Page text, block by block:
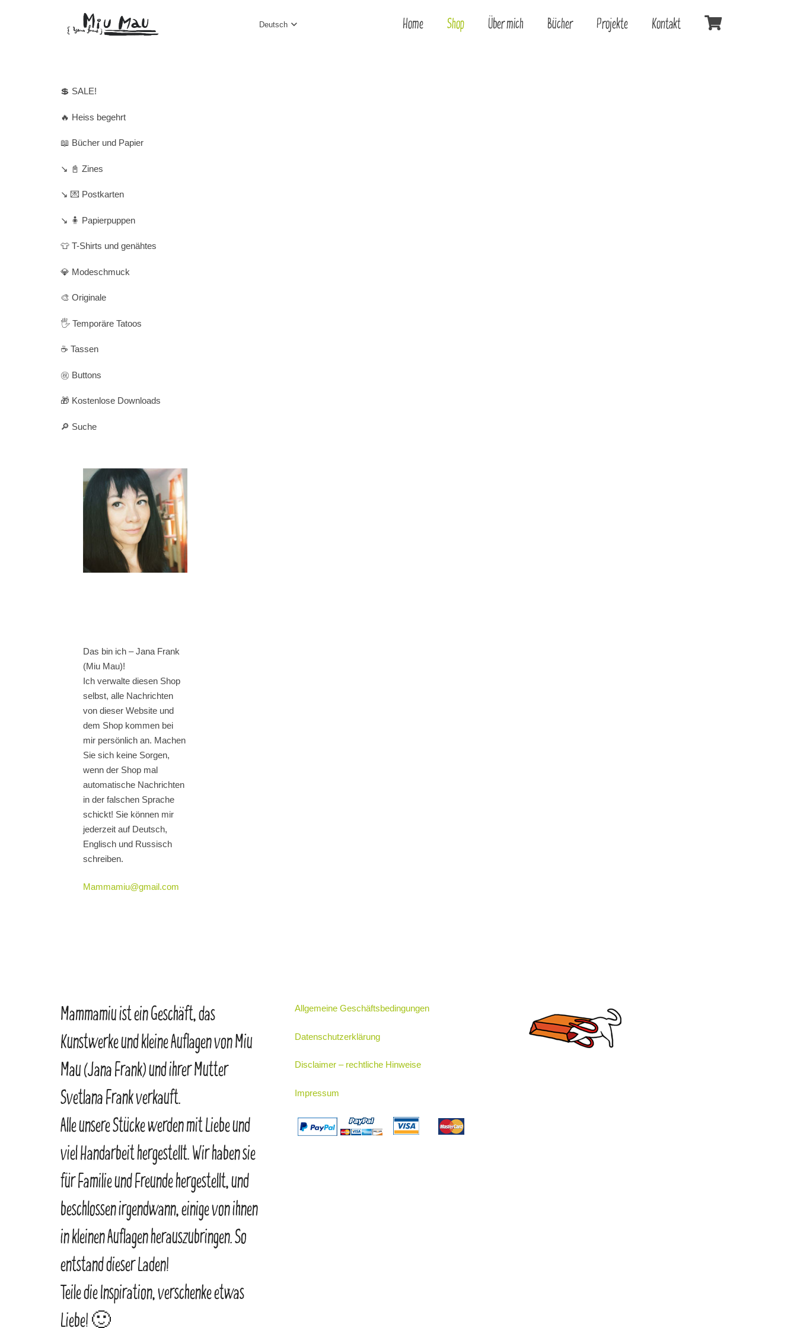
Deutsch Home Shop Über mich Bücher Projekte Kontakt
💲 SALE!
🔥 Heiss begehrt
📖 Bücher und Papier
↘️ 📓 Zines
↘️ 💌 Postkarten
↘️ 🧍 Papierpuppen
👕 T-Shirts und genähtes
💎 Modeschmuck
🎨 Originale
🖐️ Temporäre Tatoos
☕ Tassen
㊗️ Buttons
🎁 Kostenlose Downloads
🔎 Suche
Das bin ich – Jana Frank
(Miu Mau)!
Ich verwalte diesen Shop
selbst, alle Nachrichten
von dieser Website und
dem Shop kommen bei
mir persönlich an. Machen
Sie sich keine Sorgen,
wenn der Shop mal
automatische Nachrichten
in der falschen Sprache
schickt! Sie können mir
jederzeit auf Deutsch,
Englisch und Russisch
schreiben.
Mammamiu@gmail.com
Mammamiu ist ein Geschäft, das
Kunstwerke und kleine Auflagen von Miu
Mau (Jana Frank) und ihrer Mutter
Svetlana Frank verkauft.
Alle unsere Stücke werden mit Liebe und
viel Handarbeit hergestellt. Wir haben sie
für Familie und Freunde hergestellt, und
beschlossen irgendwann, einige von ihnen
in kleinen Auflagen herauszubringen. So
entstand dieser Laden!
Teile die Inspiration, verschenke etwas
Liebe! 🙂
Allgemeine Geschäftsbedingungen
Datenschutzerklärung
Disclaimer – rechtliche Hinweise
Impressum